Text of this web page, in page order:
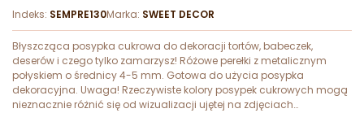
Indeks: SEMPRE130Marka: SWEET DECOR
Błyszcząca posypka cukrowa do dekoracji tortów, babeczek,
deserów i czego tylko zamarzysz! Różowe perełki z metalicznym
połyskiem o średnicy 4-5 mm. Gotowa do użycia posypka
dekoracyjna. Uwaga! Rzeczywiste kolory posypek cukrowych mogą
nieznacznie różnić się od wizualizacji ujętej na zdjęciach